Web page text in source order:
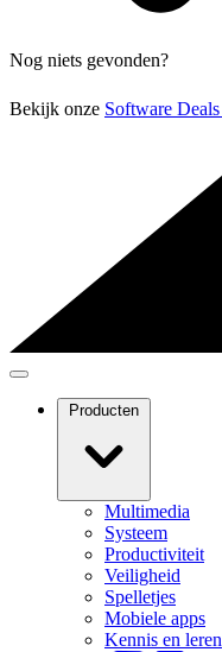
Nog niets gevonden?
Bekijk onze Software Deals
Producten
Multimedia
Systeem
Productiviteit
Veiligheid
Spelletjes
Mobiele apps
Kennis en leren